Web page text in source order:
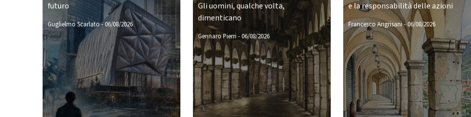
futuro
Guglielmo Scarlato-06/08/2026
Gli uomini, qualche volta,
dimenticano
Gennaro Pierri -06/08/2026
e la responsabilità delle azioni
Francesco Angrisani-06/08/2026